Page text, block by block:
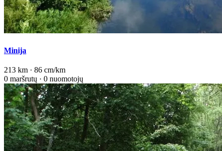
Minija
213 km · 86 cm/km
0 maršrutų · 0 nuomotojų